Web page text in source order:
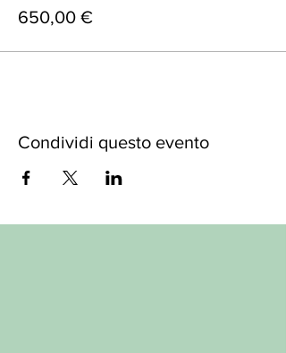
650,00 €
Condividi questo evento